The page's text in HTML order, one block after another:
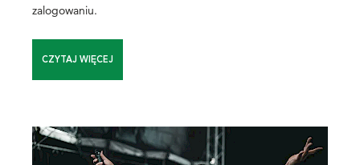
zalogowaniu.
CZYTAJ WIĘCEJ